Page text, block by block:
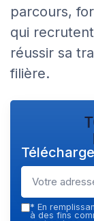
parcours,
qui
réussir sa
filière.
* En
à des fins